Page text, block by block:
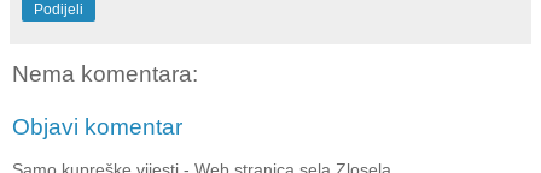
Podijeli
Nema komentara:
Objavi komentar